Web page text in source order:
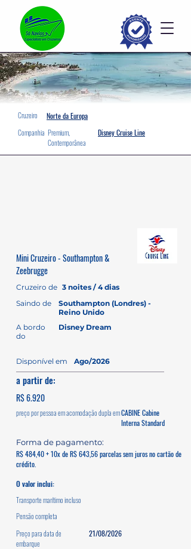
Cruzeiro
Norte da Europa
Companhia Premium,
Contemporânea
Disney Cruise Line
Mini Cruzeiro - Southampton &
Zeebrugge
Cruzeiro de 3 noites / 4 dias
Saindo de
Southampton (Londres) -
Reino Unido
A bordo
do
Disney Dream
Disponível em Ago/2026
a partir de:
R$ 6.920
CABINE Cabine
Interna Standard
preço por pessoa em acomodação dupla em
Forma de pagamento:
R$ 484,40 + 10x de R$ 643,56 parcelas sem juros no cartão de
crédito.
O valor inclui:
Transporte marítimo incluso
Pensão completa
Preço para data de
embarque
21/08/2026